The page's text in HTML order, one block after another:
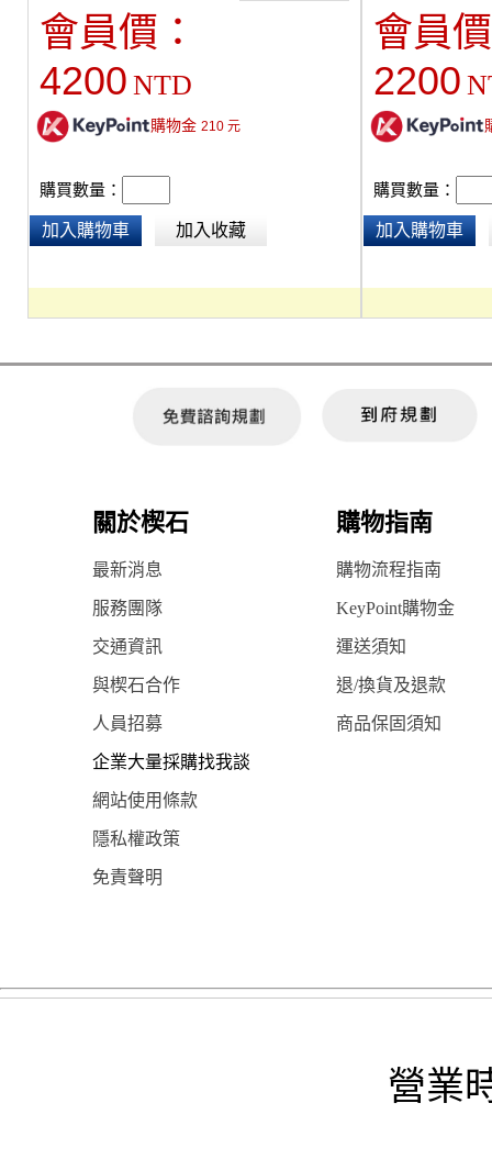
的海洋意境，如同將海洋的精華凝結成藝術品般
的美感。適合用於居家空間、辦公室、商業空
行改變排列組合。
會員價：
4200 NTD
購物金 210元
購買數量：
加入購物車 加入收藏
可用於牆體、地
影片及分頻隔音
會員
2200
購買數量：
加入購物車
關於楔石 購物指南
最新消息 購物流程指南
服務團隊 KeyPoint購物金
交通資訊 運送須知
與楔石合作 退/換貨及退款
人員招募 商品保固須知
企業大量採購找我談
網站使用條款
隱私權政策
免責聲明
營業